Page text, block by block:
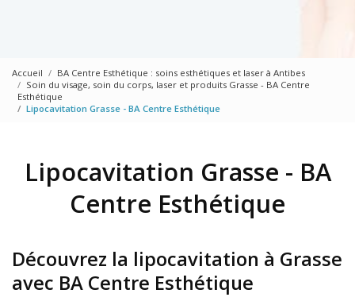
Accueil
BA Centre Esthétique : soins esthétiques et laser à Antibes
Soin du visage, soin du corps, laser et produits Grasse - BA Centre
Esthétique
Lipocavitation Grasse - BA Centre Esthétique
Lipocavitation Grasse - BA
Centre Esthétique
Découvrez la lipocavitation à Grasse
avec BA Centre Esthétique